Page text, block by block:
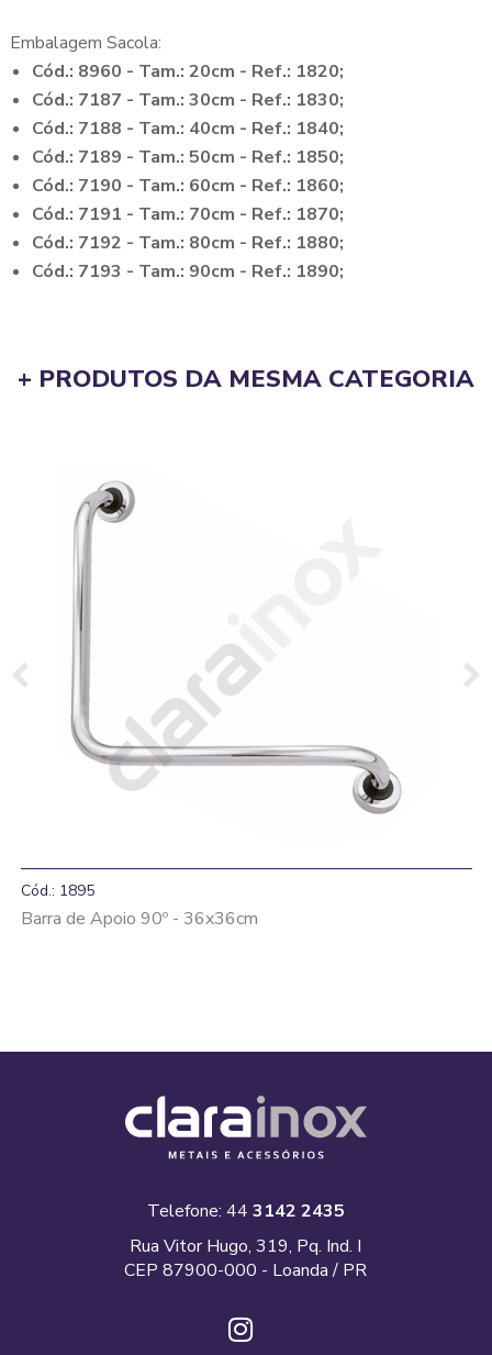
Embalagem Sacola:
Cód.: 8960 - Tam.: 20cm - Ref.: 1820;
Cód.: 7187 - Tam.: 30cm - Ref.: 1830;
Cód.: 7188 - Tam.: 40cm - Ref.: 1840;
Cód.: 7189 - Tam.: 50cm - Ref.: 1850;
Cód.: 7190 - Tam.: 60cm - Ref.: 1860;
Cód.: 7191 - Tam.: 70cm - Ref.: 1870;
Cód.: 7192 - Tam.: 80cm - Ref.: 1880;
Cód.: 7193 - Tam.: 90cm - Ref.: 1890;
+ PRODUTOS DA MESMA CATEGORIA
Cód.: 1895
Barra de Apoio 90º - 36x36cm
Telefone: 44 3142 2435
Rua Vitor Hugo, 319, Pq. Ind. I
CEP 87900-000 - Loanda / PR